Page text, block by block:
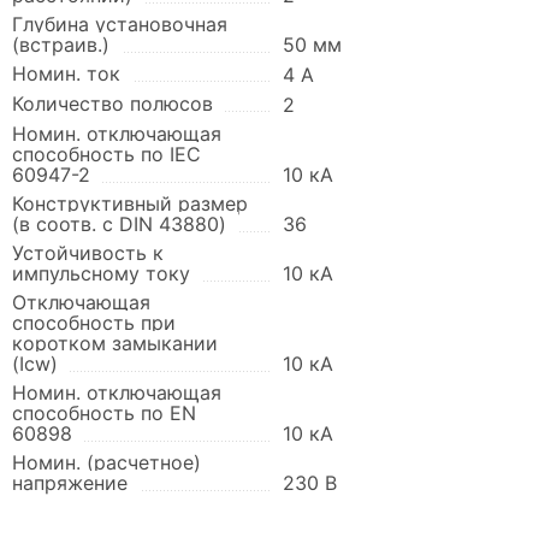
Глубина установочная
(встраив.)
50 мм
Номин. ток
4 А
Количество полюсов
2
Номин. отключающая
способность по IEC
60947-2
10 кА
Конструктивный размер
(в соотв. с DIN 43880)
36
Устойчивость к
импульсному току
10 кА
Отключающая
способность при
коротком замыкании
(Icw)
10 кА
Номин. отключающая
способность по EN
60898
10 кА
Номин. (расчетное)
напряжение
230 В